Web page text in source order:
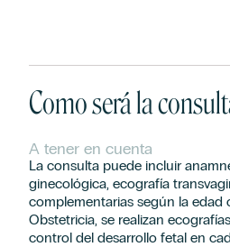
Como será la
A tener en cuenta
La consulta puede incluir
ginecológica, ecografía
complementarias según la edad
Obstetricia, se realizan
control del desarrollo fetal en